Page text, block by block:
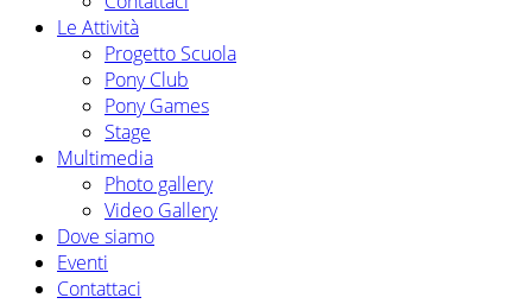
Le Attività
Progetto Scuola
Pony Club
Pony Games
Stage
Multimedia
Photo gallery
Video Gallery
Dove siamo
Eventi
Contattaci